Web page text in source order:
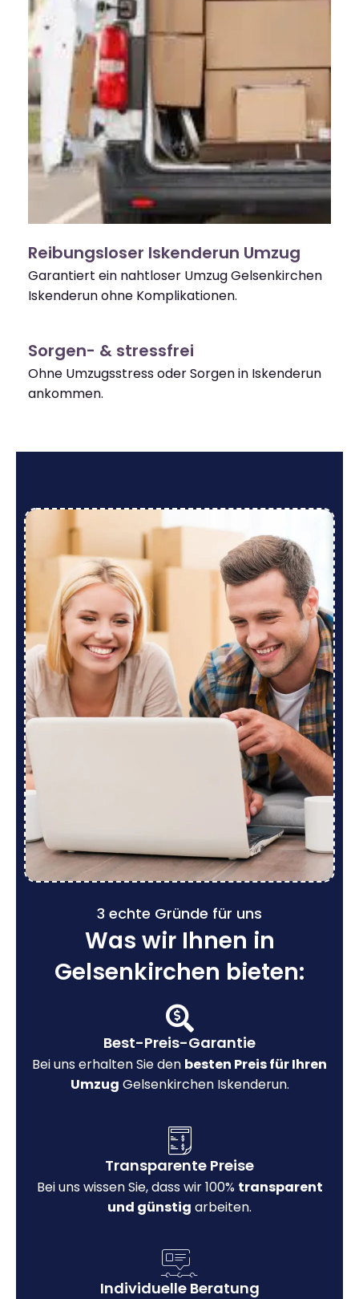
Reibungsloser Iskenderun Umzug
Garantiert ein nahtloser Umzug Gelsenkirchen
Iskenderun ohne Komplikationen.
Sorgen- & stressfrei
Ohne Umzugsstress oder Sorgen in Iskenderun
ankommen.
3 echte Gründe für uns
Was wir Ihnen in
Gelsenkirchen bieten:
Best-Preis-Garantie
Bei uns erhalten Sie den besten Preis für Ihren
Umzug Gelsenkirchen Iskenderun.
Transparente Preise
Bei uns wissen Sie, dass wir 100% transparent
und günstig arbeiten.
Individuelle Beratung